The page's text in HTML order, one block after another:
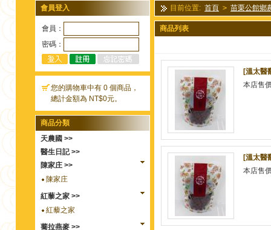
會員登入
會員：
密碼：
您的購物車中有 0 個商品，
總計金額為 NT$0元。
商品分類
天農國 >>
醫生日記 >>
陳家庄 >>
陳家庄
紅藜之家 >>
紅藜之家
蕎拉燕麥 >>
目前位置: 首頁 > 苗栗公館鄉
商品列表
[溫太醫
本店售
[溫太醫
本店售